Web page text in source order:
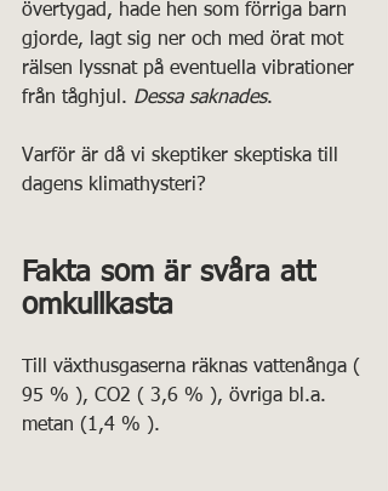
övertygad, hade hen som förriga barn
gjorde, lagt sig ner och med örat mot
rälsen lyssnat på eventuella vibrationer
från tåghjul. Dessa saknades.
Varför är då vi skeptiker skeptiska till
dagens klimathysteri?
Fakta som är svåra att
omkullkasta
Till växthusgaserna räknas vattenånga (
95 % ), CO2 ( 3,6 % ), övriga bl.a.
metan (1,4 % ).